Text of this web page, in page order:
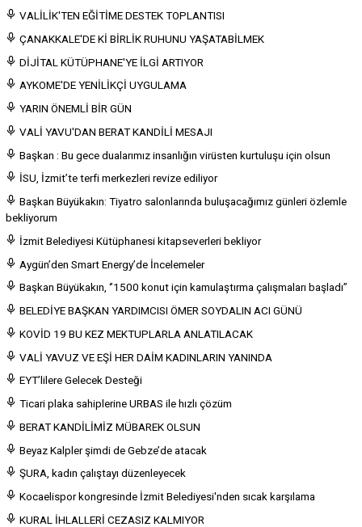
VALİLİK'TEN EĞİTİME DESTEK TOPLANTISI
ÇANAKKALE'DE Kİ BİRLİK RUHUNU YAŞATABİLMEK
DİJİTAL KÜTÜPHANE'YE İLGİ ARTIYOR
AYKOME'DE YENİLİKÇİ UYGULAMA
YARIN ÖNEMLİ BİR GÜN
VALİ YAVU'DAN BERAT KANDİLİ MESAJI
Başkan : Bu gece dualarımız insanlığın virüsten kurtuluşu için olsun
İSU, İzmit’te terfi merkezleri revize ediliyor
Başkan Büyükakın: Tiyatro salonlarında buluşacağımız günleri özlemle
bekliyorum
İzmit Belediyesi Kütüphanesi kitapseverleri bekliyor
Aygün’den Smart Energy’de İncelemeler
Başkan Büyükakın, ‘’1500 konut için kamulaştırma çalışmaları başladı’’
BELEDİYE BAŞKAN YARDIMCISI ÖMER SOYDALIN ACI GÜNÜ
KOVİD 19 BU KEZ MEKTUPLARLA ANLATILACAK
VALİ YAVUZ VE EŞİ HER DAİM KADINLARIN YANINDA
EYT’lilere Gelecek Desteği
Ticari plaka sahiplerine URBAS ile hızlı çözüm
BERAT KANDİLİMİZ MÜBAREK OLSUN
Beyaz Kalpler şimdi de Gebze’de atacak
ŞURA, kadın çalıştayı düzenleyecek
Kocaelispor kongresinde İzmit Belediyesi'nden sıcak karşılama
KURAL İHLALLERİ CEZASIZ KALMIYOR